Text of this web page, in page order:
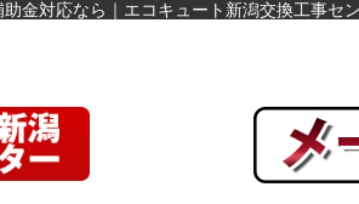
金対応なら｜エコキュート新潟交換工事セ